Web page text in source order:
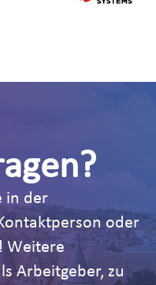
in der
oder
Weitere
Arbeitgeber, zu